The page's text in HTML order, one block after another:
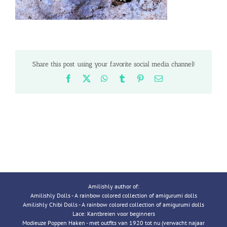
Share this post using your favorite social media channel!
Facebook WhatsApp
Tumblr PinterestEmail
Amilishly author of:
Amilishly Dolls - A rainbow colored collection of amigurumi dolls
Amilishly Chibi Dolls - A rainbow colored collection of amigurumi dolls
Lace: Kantbreien voor beginners
Modieuze Poppen Haken - met outfits van 1920 tot nu (verwacht najaar